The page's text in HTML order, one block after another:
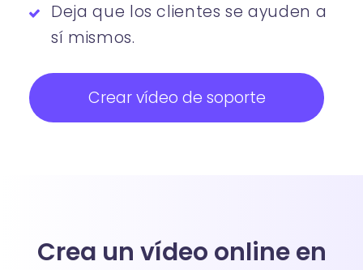
Deja que los clientes se ayuden a
sí mismos.
Crear vídeo de soporte
Crea un vídeo online en